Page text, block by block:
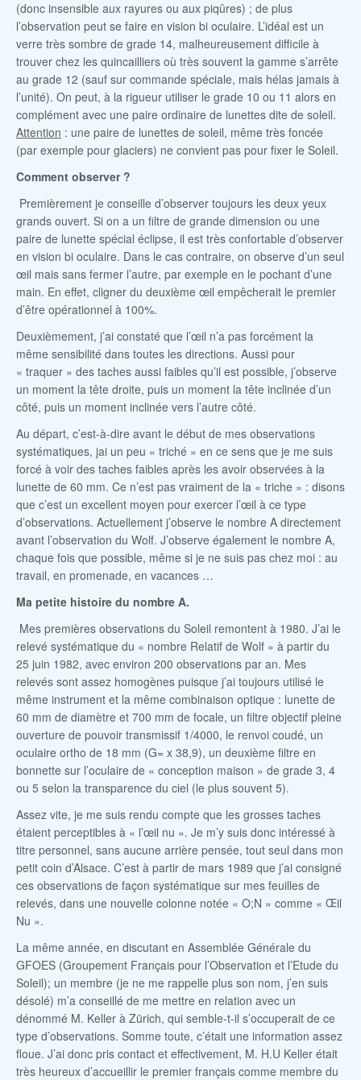
(donc insensible aux rayures ou aux piqûres) ; de plus
l’observation peut se faire en vision bi oculaire. L’idéal est un
verre très sombre de grade 14, malheureusement difficile à
trouver chez les quincailliers où très souvent la gamme s’arrête
au grade 12 (sauf sur commande spéciale, mais hélas jamais à
l’unité). On peut, à la rigueur utiliser le grade 10 ou 11 alors en
complément avec une paire ordinaire de lunettes dite de soleil.
Attention : une paire de lunettes de soleil, même très foncée
(par exemple pour glaciers) ne convient pas pour fixer le Soleil.
Comment observer ?
Premièrement je conseille d’observer toujours les deux yeux
grands ouvert. Si on a un filtre de grande dimension ou une
paire de lunette spécial éclipse, il est très confortable d’observer
en vision bi oculaire. Dans le cas contraire, on observe d’un seul
œil mais sans fermer l’autre, par exemple en le pochant d’une
main. En effet, cligner du deuxième œil empêcherait le premier
d’être opérationnel à 100%.
Deuxièmement, j’ai constaté que l’œil n’a pas forcément la
même sensibilité dans toutes les directions. Aussi pour
« traquer » des taches aussi faibles qu’il est possible, j’observe
un moment la tête droite, puis un moment la tête inclinée d’un
côté, puis un moment inclinée vers l’autre côté.
Au départ, c’est-à-dire avant le début de mes observations
systématiques, jai un peu « triché » en ce sens que je me suis
forcé à voir des taches faibles après les avoir observées à la
lunette de 60 mm. Ce n’est pas vraiment de la « triche » : disons
que c’est un excellent moyen pour exercer l’œil à ce type
d’observations. Actuellement j’observe le nombre A directement
avant l’observation du Wolf. J’observe également le nombre A,
chaque fois que possible, même si je ne suis pas chez moi : au
travail, en promenade, en vacances …
Ma petite histoire du nombre A.
Mes premières observations du Soleil remontent à 1980. J’ai le
relevé systématique du « nombre Relatif de Wolf » à partir du
25 juin 1982, avec environ 200 observations par an. Mes
relevés sont assez homogènes puisque j’ai toujours utilisé le
même instrument et la même combinaison optique : lunette de
60 mm de diamètre et 700 mm de focale, un filtre objectif pleine
ouverture de pouvoir transmissif 1/4000, le renvoi coudé, un
oculaire ortho de 18 mm (G= x 38,9), un deuxième filtre en
bonnette sur l’oculaire de « conception maison » de grade 3, 4
ou 5 selon la transparence du ciel (le plus souvent 5).
Assez vite, je me suis rendu compte que les grosses taches
étaient perceptibles à « l’œil nu ». Je m’y suis donc intéressé à
titre personnel, sans aucune arrière pensée, tout seul dans mon
petit coin d’Alsace. C’est à partir de mars 1989 que j’ai consigné
ces observations de façon systématique sur mes feuilles de
relevés, dans une nouvelle colonne notée « O;N » comme « Œil
Nu ».
La même année, en discutant en Assemblée Générale du
GFOES (Groupement Français pour l’Observation et l’Etude du
Soleil); un membre (je ne me rappelle plus son nom, j’en suis
désolé) m’a conseillé de me mettre en relation avec un
dénommé M. Keller à Zürich, qui semble-t-il s’occuperait de ce
type d’observations. Somme toute, c’était une information assez
floue. J’ai donc pris contact et effectivement, M. H.U Keller était
très heureux d’accueillir le premier français comme membre du